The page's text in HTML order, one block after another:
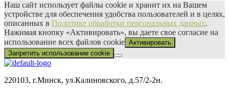
Наш сайт использует файлы сооkіе и хранит их на Вашем
устройстве для обеспечения удобства пользователей и в целях,
описанных в Политике обработки персональных данных.
Нажимая кнопку «Активировать», вы даете свое согласие на
использование всех файлов сооkіе Активировать
Запретить использование cookie
220103, г.Минск, ул.Калиновского, д.57/2-2н.